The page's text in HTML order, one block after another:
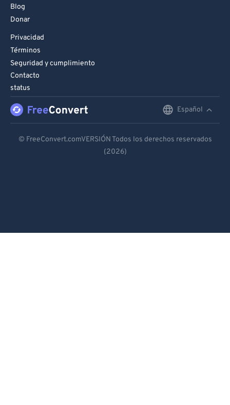
Blog
Donar
Privacidad
Términos
Seguridad y cumplimiento
Contacto
status
Español
Español
© FreeConvert.comVERSIÓN Todos los derechos reservados
(2026)